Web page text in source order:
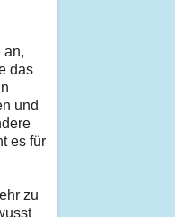
an,
das
und
es für
zu